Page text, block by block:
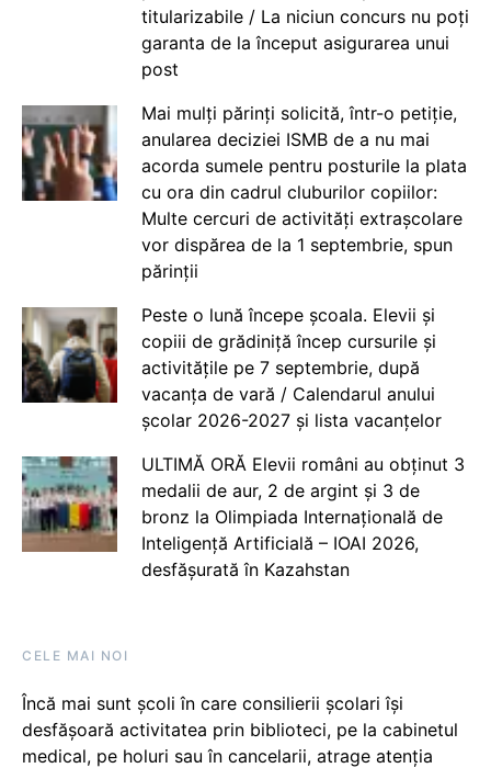
titularizabile / La niciun concurs nu poți
garanta de la început asigurarea unui
post
Mai mulți părinți solicită, într-o petiție,
anularea deciziei ISMB de a nu mai
acorda sumele pentru posturile la plata
cu ora din cadrul cluburilor copiilor:
Multe cercuri de activități extrașcolare
vor dispărea de la 1 septembrie, spun
părinții
Peste o lună începe școala. Elevii și
copiii de grădiniță încep cursurile și
activitățile pe 7 septembrie, după
vacanța de vară / Calendarul anului
școlar 2026-2027 și lista vacanțelor
ULTIMĂ ORĂ Elevii români au obținut 3
medalii de aur, 2 de argint și 3 de
bronz la Olimpiada Internațională de
Inteligență Artificială – IOAI 2026,
desfășurată în Kazahstan
CELE MAI NOI
Încă mai sunt școli în care consilierii școlari își
desfășoară activitatea prin biblioteci, pe la cabinetul
medical, pe holuri sau în cancelarii, atrage atenția